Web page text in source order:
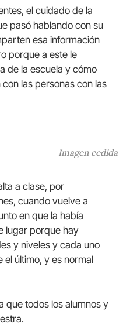
el cuidado de la
pasó hablando con su
esa información
porque a este le
de la escuela y cómo
las personas con las
Imagen cedida
a clase, por
cuando vuelve a
en que la había
lugar porque hay
y niveles y cada uno
el último, y es normal
que todos los alumnos y